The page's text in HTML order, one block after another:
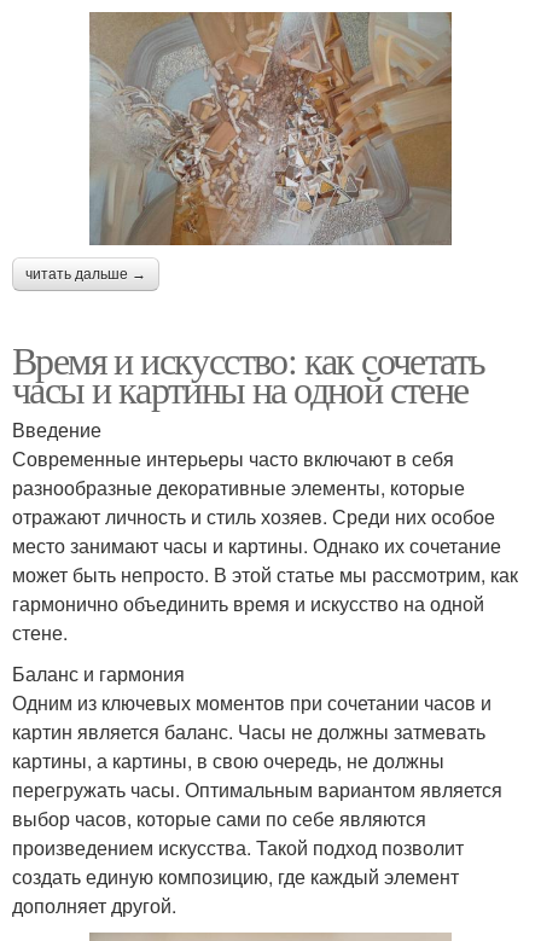
читать дальше →
Время и искусство: как сочетать
часы и картины на одной стене
Введение
Современные интерьеры часто включают в себя
разнообразные декоративные элементы, которые
отражают личность и стиль хозяев. Среди них особое
место занимают часы и картины. Однако их сочетание
может быть непросто. В этой статье мы рассмотрим, как
гармонично объединить время и искусство на одной
стене.
Баланс и гармония
Одним из ключевых моментов при сочетании часов и
картин является баланс. Часы не должны затмевать
картины, а картины, в свою очередь, не должны
перегружать часы. Оптимальным вариантом является
выбор часов, которые сами по себе являются
произведением искусства. Такой подход позволит
создать единую композицию, где каждый элемент
дополняет другой.